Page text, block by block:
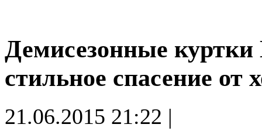
Демисезонные
стильное спасение от
21.06.2015 21:22 |